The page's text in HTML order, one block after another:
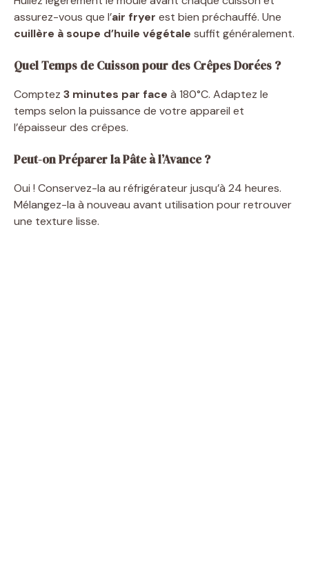
assurez-vous que l’air fryer est bien préchauffé. Une
cuillère à soupe d’huile végétale suffit généralement.
Quel Temps de Cuisson pour des Crêpes Dorées ?
Comptez 3 minutes par face à 180°C. Adaptez le
temps selon la puissance de votre appareil et
l’épaisseur des crêpes.
Peut-on Préparer la Pâte à l’Avance ?
Oui ! Conservez-la au réfrigérateur jusqu’à 24 heures.
Mélangez-la à nouveau avant utilisation pour retrouver
une texture lisse.